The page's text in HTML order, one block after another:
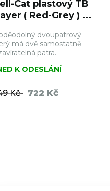
Cat plastový TB
( Red-Grey ) ...
dvoupatrový
má dvě samostatně
patra.
K ODESLÁNÍ
Kč 722 Kč